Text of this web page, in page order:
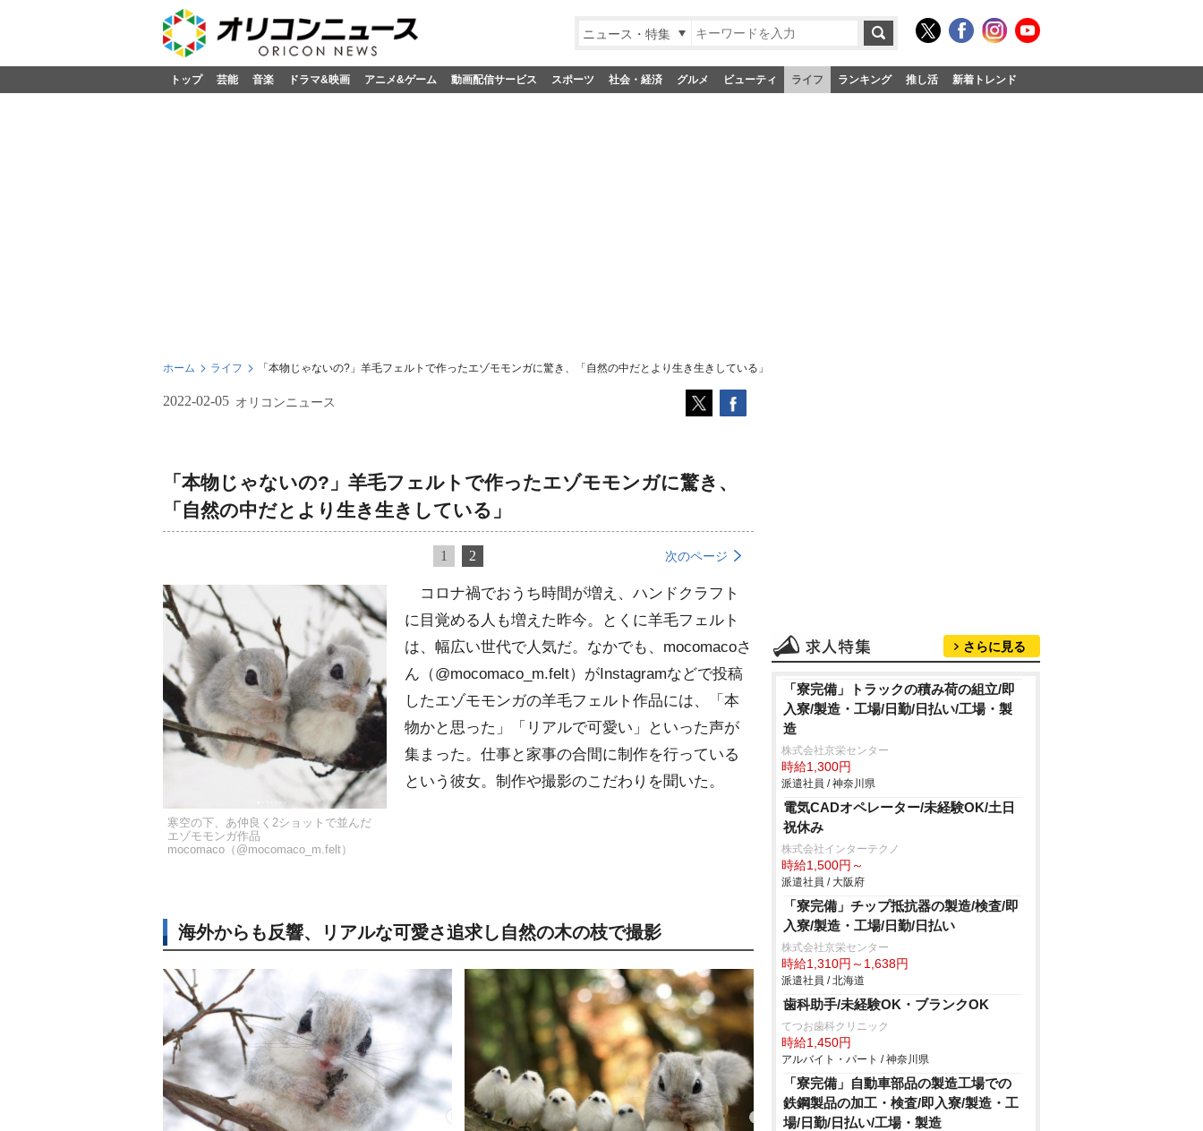
ニュース・特集
トップ 芸能 音楽 ドラマ&映画 アニメ&ゲーム 動画配信サービス スポーツ 社会・経済 グルメ ビューティ ライフ ランキング 推し活 新着トレンド
ホーム ライフ 「本物じゃないの?」羊毛フェルトで作ったエゾモモンガに驚き、「自然の中だとより生き生きしている」
2022-02-05 オリコンニュース
「本物じゃないの?」羊毛フェルトで作ったエゾモモンガに驚き、
「自然の中だとより生き生きしている」
1 2 次のページ
寒空の下、あ仲良く2ショットで並んだ
エゾモモンガ作品
mocomaco（@mocomaco_m.felt）
コロナ禍でおうち時間が増え、ハンドクラフト
に目覚める人も増えた昨今。とくに羊毛フェルト
は、幅広い世代で人気だ。なかでも、mocomacoさ
ん（@mocomaco_m.felt）がInstagramなどで投稿
したエゾモモンガの羊毛フェルト作品には、「本
物かと思った」「リアルで可愛い」といった声が
集まった。仕事と家事の合間に制作を行っている
という彼女。制作や撮影のこだわりを聞いた。
海外からも反響、リアルな可愛さ追求し自然の木の枝で撮影
さらに見る
「寮完備」トラックの積み荷の組立/即
入寮/製造・工場/日勤/日払い/工場・製
造
株式会社京栄センター
時給1,300円
派遣社員 / 神奈川県
電気CADオペレーター/未経験OK/土日
祝休み
株式会社インターテクノ
時給1,500円～
派遣社員 / 大阪府
「寮完備」チップ抵抗器の製造/検査/即
入寮/製造・工場/日勤/日払い
株式会社京栄センター
時給1,310円～1,638円
派遣社員 / 北海道
歯科助手/未経験OK・ブランクOK
てつお歯科クリニック
時給1,450円
アルバイト・パート / 神奈川県
「寮完備」自動車部品の製造工場での
鉄鋼製品の加工・検査/即入寮/製造・工
場/日勤/日払い/工場・製造